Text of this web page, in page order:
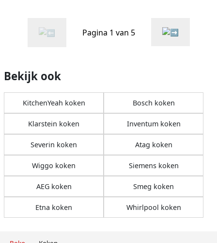
Pagina 1 van 5
Bekijk ook
KitchenYeah koken Bosch koken
Klarstein koken Inventum koken
Severin koken Atag koken
Wiggo koken Siemens koken
AEG koken Smeg koken
Etna koken Whirlpool koken